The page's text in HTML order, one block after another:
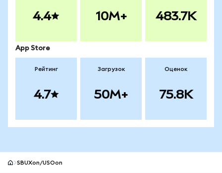
4.4 10M+ 483.7K
App Store
Рейтинг
4.7
Загрузок
50M+
Оценок
75.8K
SBUXon/USOon